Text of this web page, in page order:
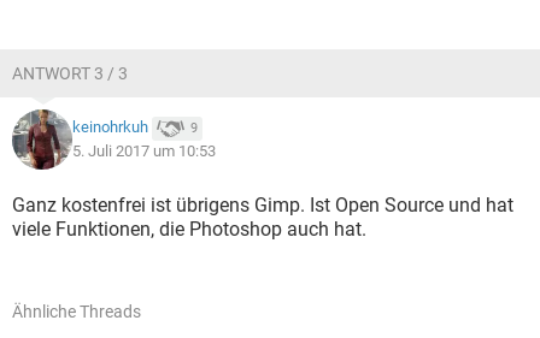
ANTWORT 3 / 3
keinohrkuh 9
5. Juli 2017 um 10:53
Ganz kostenfrei ist übrigens Gimp. Ist Open Source und hat
viele Funktionen, die Photoshop auch hat.
Ähnliche Threads